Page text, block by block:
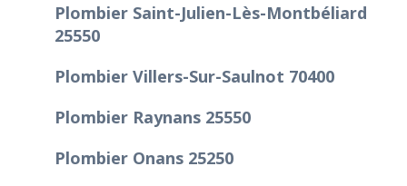
Plombier Saint-Julien-Lès-Montbéliard
25550
Plombier Villers-Sur-Saulnot 70400
Plombier Raynans 25550
Plombier Onans 25250